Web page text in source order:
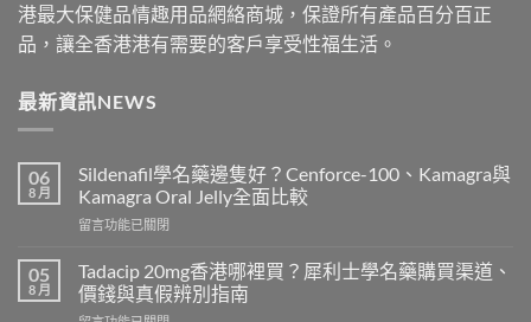
港最大保健品情趣用品網絡商城，保證所有產品百分百正
品，讓全香港港有需要的客戶享受性福生活。
最新資訊NEWS
06
8 月
Sildenafil學名藥邊隻好？Cenforce-100、Kamagra與
Kamagra Oral Jelly全面比較
在
學
名
藥
留言功能已關閉
05
8 月
Tadacip 20mg香港哪裡買？犀利士學名藥購買渠道、
價錢與真假辨別指南